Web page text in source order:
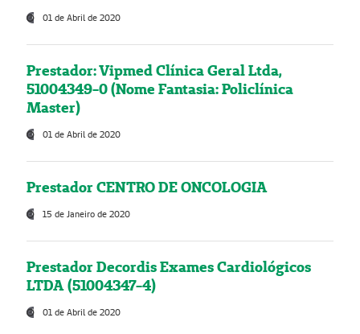
01 de Abril de 2020
Prestador: Vipmed Clínica Geral Ltda,
51004349-0 (Nome Fantasia: Policlínica
Master)
01 de Abril de 2020
Prestador CENTRO DE ONCOLOGIA
15 de Janeiro de 2020
Prestador Decordis Exames Cardiológicos
LTDA (51004347-4)
01 de Abril de 2020